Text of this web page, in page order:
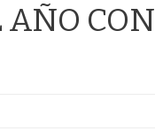
AÑO